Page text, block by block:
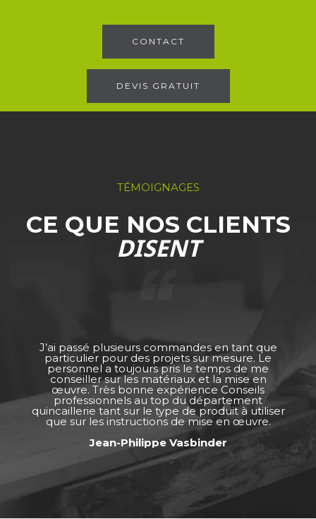
CONTACT
DEVIS GRATUIT
TÉMOIGNAGES
CE QUE NOS CLIENTS
DISENT
J’ai passé plusieurs commandes en tant que
particulier pour des projets sur mesure. Le
personnel a toujours pris le temps de me
conseiller sur les matériaux et la mise en
œuvre. Très bonne expérience Conseils
professionnels au top du département
quincaillerie tant sur le type de produit à utiliser
que sur les instructions de mise en œuvre.
Jean-Philippe Vasbinder